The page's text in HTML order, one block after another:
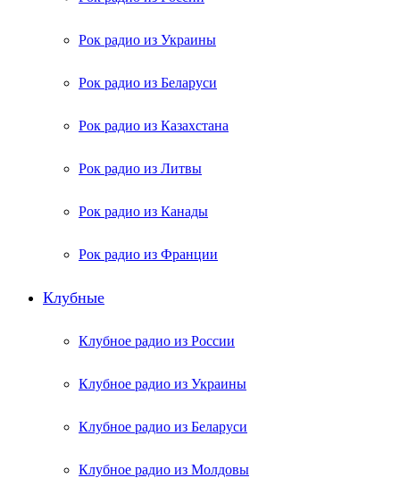
Рок радио из Украины
Рок радио из Беларуси
Рок радио из Казахстана
Рок радио из Литвы
Рок радио из Канады
Рок радио из Франции
Клубные
Клубное радио из России
Клубное радио из Украины
Клубное радио из Беларуси
Клубное радио из Молдовы